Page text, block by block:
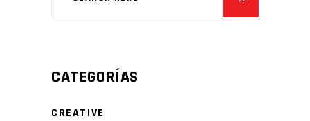
CATEGORÍAS
CREATIVE